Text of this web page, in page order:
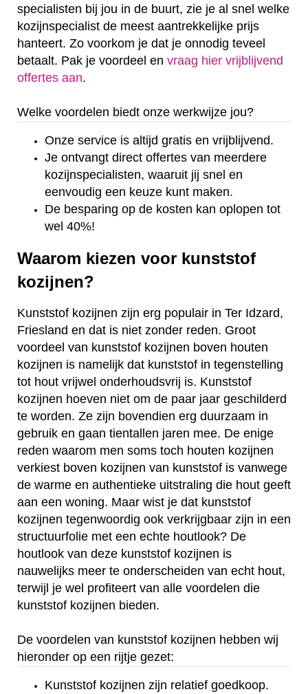
specialisten bij jou in de buurt, zie je al snel welke
kozijnspecialist de meest aantrekkelijke prijs
hanteert. Zo voorkom je dat je onnodig teveel
betaalt. Pak je voordeel en vraag hier vrijblijvend
offertes aan.
Welke voordelen biedt onze werkwijze jou?
Onze service is altijd gratis en vrijblijvend.
Je ontvangt direct offertes van meerdere
kozijnspecialisten, waaruit jij snel en
eenvoudig een keuze kunt maken.
De besparing op de kosten kan oplopen tot
wel 40%!
Waarom kiezen voor kunststof
kozijnen?
Kunststof kozijnen zijn erg populair in Ter Idzard,
Friesland en dat is niet zonder reden. Groot
voordeel van kunststof kozijnen boven houten
kozijnen is namelijk dat kunststof in tegenstelling
tot hout vrijwel onderhoudsvrij is. Kunststof
kozijnen hoeven niet om de paar jaar geschilderd
te worden. Ze zijn bovendien erg duurzaam in
gebruik en gaan tientallen jaren mee. De enige
reden waarom men soms toch houten kozijnen
verkiest boven kozijnen van kunststof is vanwege
de warme en authentieke uitstraling die hout geeft
aan een woning. Maar wist je dat kunststof
kozijnen tegenwoordig ook verkrijgbaar zijn in een
structuurfolie met een echte houtlook? De
houtlook van deze kunststof kozijnen is
nauwelijks meer te onderscheiden van echt hout,
terwijl je wel profiteert van alle voordelen die
kunststof kozijnen bieden.
De voordelen van kunststof kozijnen hebben wij
hieronder op een rijtje gezet:
Kunststof kozijnen zijn relatief goedkoop.